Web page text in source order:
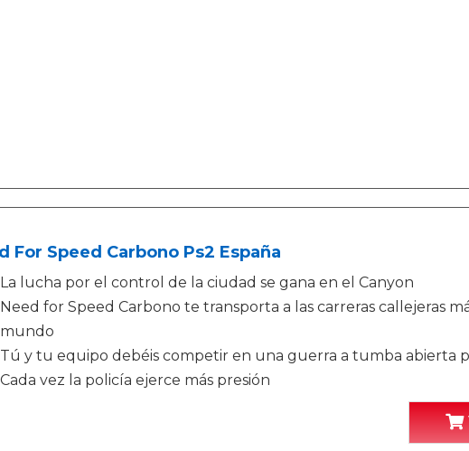
For Speed Carbono Ps2 España
La lucha por el control de la ciudad se gana en el Canyon
Need for Speed Carbono te transporta a las carreras callejeras
mundo
Tú y tu equipo debéis competir en una guerra a tumba abierta
Cada vez la policía ejerce más presión